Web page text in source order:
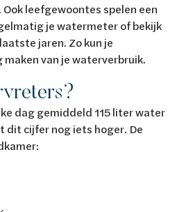
leefgewoontes spelen een
je watermeter of bekijk
jaren. Zo kun je
van je waterverbruik.
dag gemiddeld 115 liter water
dit cijfer nog iets hoger. De